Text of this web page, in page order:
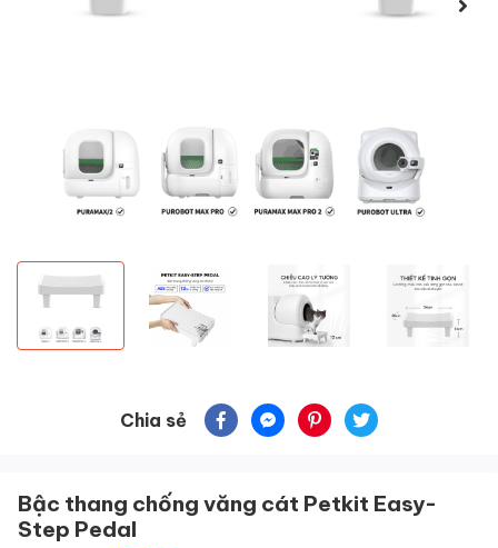
Chia sẻ
Bậc thang chống văng cát Petkit Easy-
Step Pedal